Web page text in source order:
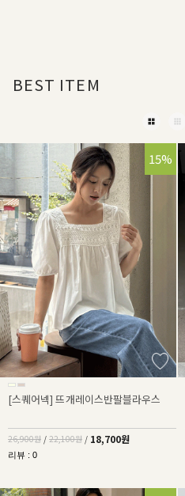
BEST ITEM
30%
15%
[스퀘어넥] 뜨개레이스반팔블라우스
26,900원 / 22,100원 / 18,700원
리뷰 : 0